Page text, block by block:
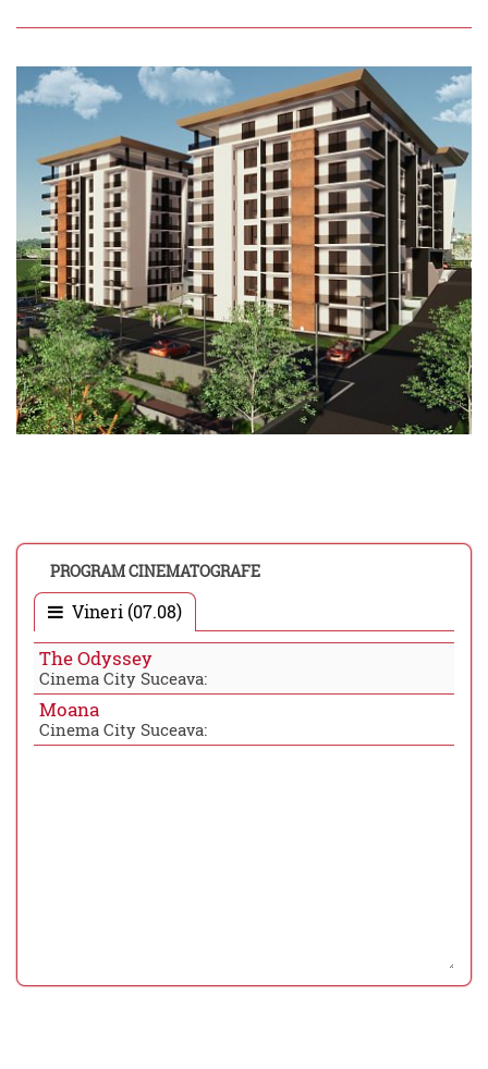
PROGRAM CINEMATOGRAFE
Vineri (07.08)
The Odyssey
Cinema City Suceava:
Moana
Cinema City Suceava: